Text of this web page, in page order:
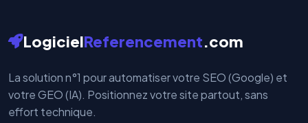
LogicielReferencement.com
La solution n°1 pour automatiser votre SEO (Google) et
votre GEO (IA). Positionnez votre site partout, sans
effort technique.